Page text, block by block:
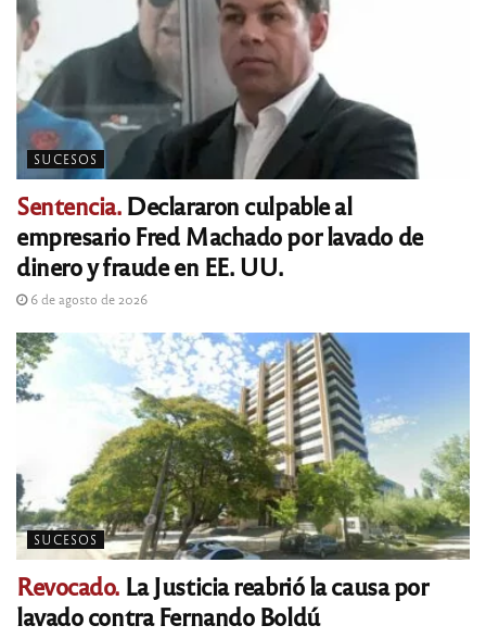
SUCESOS
Sentencia.Declararon culpable al
empresario Fred Machado por lavado de
dinero y fraude en EE. UU.
6 de agosto de 2026
SUCESOS
Revocado. La Justicia reabrió la causa por
lavado contra Fernando Boldú